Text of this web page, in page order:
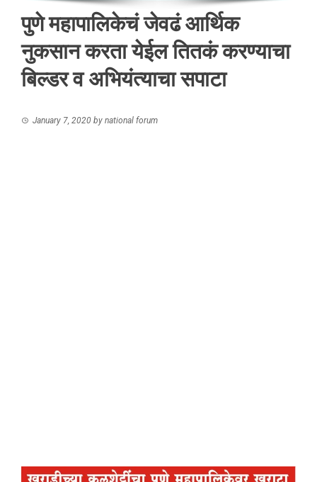
पुणे महापालिकेचं जेवढं आर्थिक
नुकसान करता येईल तितकं करण्याचा
बिल्डर व अभियंत्याचा सपाटा
January 7, 2020 by national forum